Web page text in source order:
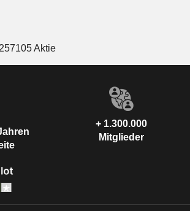
257105 Aktie
+ 1.300.000
Mitglieder